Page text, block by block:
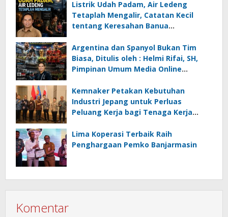
Listrik Udah Padam, Air Ledeng
Tetaplah Mengalir, Catatan Kecil
tentang Keresahan Banua
Ancaman Lingkungan, Oleh : Helmi
Rifai, SH
Argentina dan Spanyol Bukan Tim
Biasa, Ditulis oleh : Helmi Rifai, SH,
Pimpinan Umum Media Online
Kemnaker Petakan Kebutuhan
Industri Jepang untuk Perluas
Peluang Kerja bagi Tenaga Kerja
Lima Koperasi Terbaik Raih
Penghargaan Pemko Banjarmasin
Komentar